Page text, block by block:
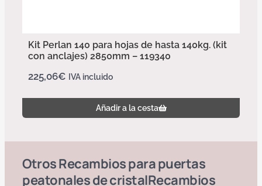
Kit Perlan 140 para hojas de hasta 140kg. (kit
con anclajes) 2850mm – 119340
225,06€ IVA incluido
Añadir a la cesta
OtrosRecambios para puertas
peatonales de cristalRecambios